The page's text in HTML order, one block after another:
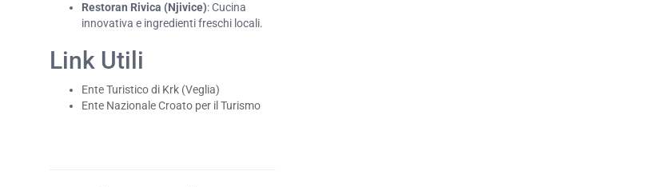
Restoran Rivica (Njivice): Cucina
innovativa e ingredienti freschi locali.
Link Utili
Ente Turistico di Krk (Veglia)
Ente Nazionale Croato per il Turismo